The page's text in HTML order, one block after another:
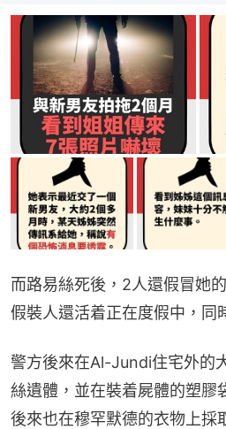
而路易絲死後，2人還假冒她
假裝人還活着正在度假中，同
警方後來在Al-Jundi住宅外的
絲遺體，並在裝着屍體的塑膠
後來也在穆罕默德的衣物上採